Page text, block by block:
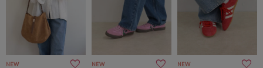
NEW NEW NEW